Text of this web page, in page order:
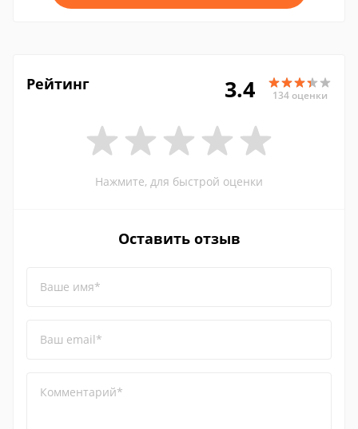
Рейтинг 3.4 134 оценки
Нажмите, для быстрой оценки
Оставить отзыв
Ваше имя*
Ваш email*
Комментарий*